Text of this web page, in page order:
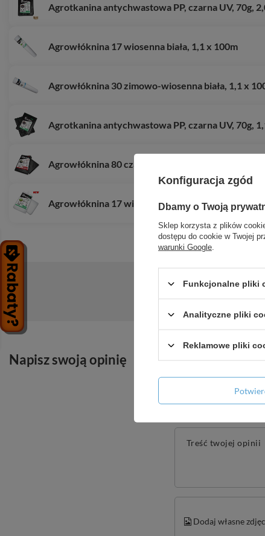
Agrotkanina antychwastowa PP, czarna UV, 70g,
Agrowłóknina 17 wiosenna biała, 1,1 x 100m
Agrowłóknina 30 zimowo-wiosenna biała, 1,1 x
Agrotkanina antychwastowa PP, czarna UV, 70g,
Agrowłóknina 80 czarna,
Agrowłóknina 17 wiosenna biała, 1,6 x 20m
Napisz swoją opinię
Treść twojej opinii
Dodaj własne
Konfiguracja zgód
Dbamy o Twoją
Sklep korzysta z plików
dostępu do cookie w Twojej
warunki Google
Funkcjonalne pliki
Analityczne pliki
Reklamowe pliki